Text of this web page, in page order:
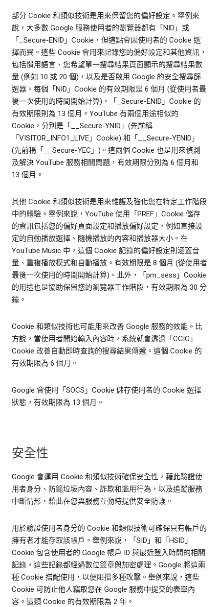
部分 Cookie 和類似技術是用來保留您的偏好設定。舉例來
說，大多數 Google 服務使用者的瀏覽器都有「NID」或
「_Secure-ENID」Cookie，但這點會因使用者的 Cookie 選
擇而異。這些 Cookie 會用來記錄您的偏好設定和其他資訊，
包括慣用語言、您希望單一搜尋結果頁面顯示的搜尋結果數
量 (例如 10 或 20 個)，以及是否啟用 Google 的安全搜尋篩
選器。每個「NID」Cookie 的有效期限是 6 個月 (從使用者最
後一次使用的時間開始計算)，「_Secure-ENID」Cookie 的
有效期限則為 13 個月。YouTube 有兩個用途相似的
Cookie，分別是「__Secure-YNID」(先前稱
「VISITOR_INFO1_LIVE」Cookie) 和「__Secure-YENID」
(先前稱「__Secure-YEC」)。這兩個 Cookie 也是用來偵測
及解決 YouTube 服務相關問題，有效期限分別為 6 個月和
13 個月。
其他 Cookie 和類似技術是用來維護及強化您在特定工作階段
中的體驗。舉例來說，YouTube 使用「PREF」Cookie 儲存
的資訊包括您的偏好頁面設定和播放偏好設定，例如直接設
定的自動播放選擇、隨機播放的內容和播放器大小。在
YouTube Music 中，這個 Cookie 記錄的偏好設定則涵蓋音
量、重複播放模式和自動播放。有效期限是 8 個月 (從使用者
最後一次使用的時間開始計算)。此外，「pm_sess」Cookie
的用途也是協助保留您的瀏覽器工作階段，有效期限為 30 分
鐘。
Cookie 和類似技術也可能用來改善 Google 服務的效能。比
方說，當使用者開始輸入內容時，系統就會透過「CGIC」
Cookie 改善自動即時查詢的搜尋結果傳遞。這個 Cookie 的
有效期限為 6 個月。
Google 會使用「SOCS」Cookie 儲存使用者的 Cookie 選擇
狀態，有效期限為 13 個月。
安全性
Google 會運用 Cookie 和類似技術確保安全性，藉此驗證使
用者身分、防範垃圾內容、詐欺和濫用行為，以及追蹤服務
中斷情形，藉此在您與服務互動時提供安全防護。
用於驗證使用者身分的 Cookie 和類似技術可確保只有帳戶的
擁有者才能存取該帳戶。舉例來說，「SID」和「HSID」
Cookie 包含使用者的 Google 帳戶 ID 與最近登入時間的相關
記錄，這些記錄都經過數位簽章與加密處理。Google 將這兩
種 Cookie 搭配使用，以便阻擋多種攻擊。舉例來說，這些
Cookie 可防止他人竊取您在 Google 服務中提交的表單內
容。這類 Cookie 的有效期限為 2 年。